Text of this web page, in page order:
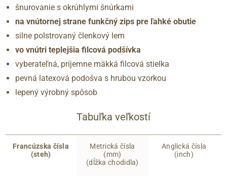
šnurovanie s okrúhlymi šnúrkami
na vnútornej strane funkčný zips pre ľahké obutie
silne polstrovaný členkový lem
vo vnútri teplejšia filcová podšívka
vyberateľná, príjemne mäkká filcová stielka
pevná latexová podošva s hrubou vzorkou
lepený výrobný spôsob
Tabuľka veľkostí
Francúzska čísla
(steh)
Metrická čísla
(mm)
(dĺžka chodidla)
Anglická čísla
(inch)